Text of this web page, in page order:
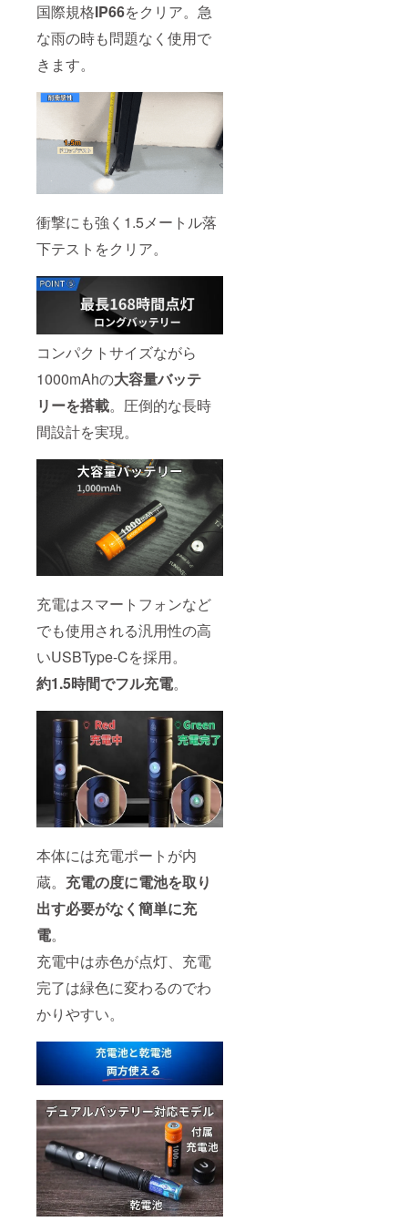
国際規格IP66をクリア。急
な雨の時も問題なく使用で
きます。
衝撃にも強く1.5メートル落
下テストをクリア。
コンパクトサイズながら
1000mAhの大容量バッテ
リーを搭載。圧倒的な長時
間設計を実現。
充電はスマートフォンなど
でも使用される汎用性の高
いUSBType-Cを採用。
約1.5時間でフル充電。
本体には充電ポートが内
蔵。 充電の度に電池を取り
出す必要がなく簡単に充
電。
充電中は赤色が点灯、充電
完了は緑色に変わるのでわ
かりやすい。